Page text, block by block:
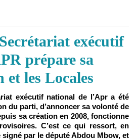
exécutif
prépare sa
les Locales
exécutif national de l’Apr a été
du parti, d’annoncer sa volonté de
sa création en 2008, fonctionne
C’est ce qui ressort, en
par le député Abdou Mbow, et